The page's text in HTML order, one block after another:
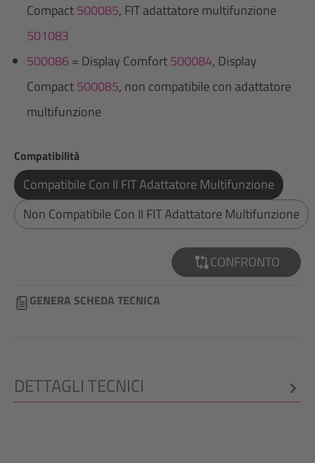
Compact500085, FIT adattatore multifunzione
501083
500086 = Display Comfort500084, Display
Compact500085, non compatibile con adattatore
multifunzione
Seleziona
Compatibilità
Compatibile Con Il FIT Adattatore Multifunzione
Non Compatibile Con Il FIT Adattatore Multifunzione
CONFRONTO
GENERA SCHEDA TECNICA
DETTAGLI TECNICI